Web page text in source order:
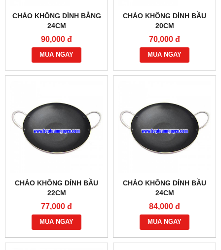
CHẢO KHÔNG DÍNH BẰNG
24CM
90,000 đ
MUA NGAY
CHẢO KHÔNG DÍNH BẦU
20CM
70,000 đ
MUA NGAY
CHẢO KHÔNG DÍNH BẦU
22CM
77,000 đ
MUA NGAY
CHẢO KHÔNG DÍNH BẦU
24CM
84,000 đ
MUA NGAY